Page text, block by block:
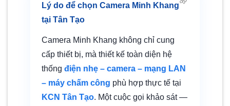
Lý do để chọn Camera Minh Khang
tại Tân Tạo
Camera Minh Khang không chỉ cung
cấp thiết bị, mà thiết kế toàn diện hệ
thống điện nhẹ – camera – mạng LAN
– máy chấm công phù hợp thực tế tại
KCN Tân Tạo. Một cuộc gọi khảo sát —